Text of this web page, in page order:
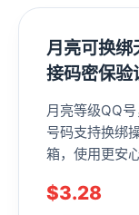
月亮可换绑
接码密保验
月亮等级QQ
号码支持换绑
箱，使用更安
$3.28